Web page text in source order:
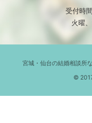
受付時
火曜
©
宮城・仙台の結婚相談所